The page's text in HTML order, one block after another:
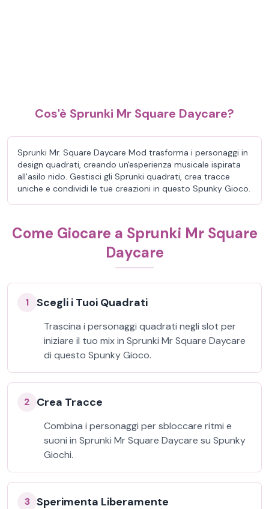
Cos'è Sprunki Mr Square Daycare?
Sprunki Mr. Square Daycare Mod trasforma i personaggi in
design quadrati, creando un'esperienza musicale ispirata
all'asilo nido. Gestisci gli Sprunki quadrati, crea tracce
uniche e condividi le tue creazioni in questo Spunky Gioco.
Come Giocare a Sprunki Mr Square
Daycare
1 Scegli i Tuoi Quadrati
Trascina i personaggi quadrati negli slot per
iniziare il tuo mix in Sprunki Mr Square Daycare
di questo Spunky Gioco.
2 Crea Tracce
Combina i personaggi per sbloccare ritmi e
suoni in Sprunki Mr Square Daycare su Spunky
Giochi.
3 Sperimenta Liberamente